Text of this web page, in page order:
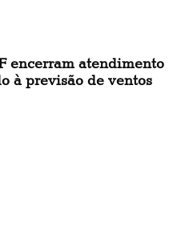
encerram atendimento
à previsão de ventos